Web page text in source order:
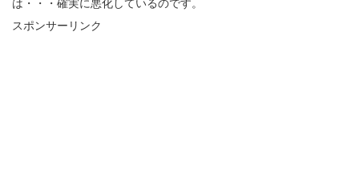
は・・・確実に悪化しているのです。
スポンサーリンク